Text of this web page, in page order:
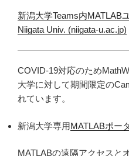
新潟大学Teams内MATLAB
Niigata Univ. (niigata-u.ac.jp)
COVID-19対応のため
大学に対して期間限定の
れています。
新潟大学専用MATLABポー
MATLABの遠隔アクセスと